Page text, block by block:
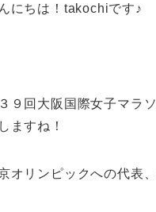
にちは！takochiです♪
９回大阪国際女子マラ
ますね！
オリンピックへの代表